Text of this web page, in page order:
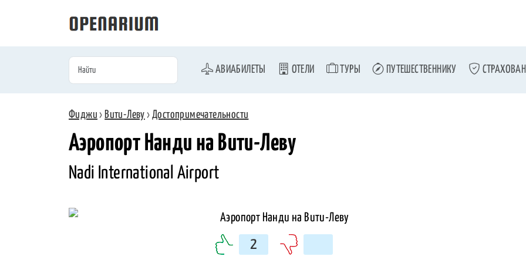
АВИАБИЛЕТЫ ОТЕЛИ ТУРЫ ПУТЕШЕСТВЕННИКУ
Фиджи › Вити-Леву ›Достопримечательности
Аэропорт Нанди на Вити-Леву
Nadi International Airport
2